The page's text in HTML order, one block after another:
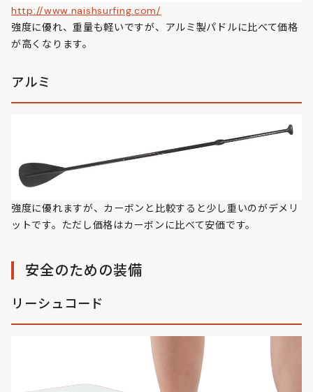
http://www.naishsurfing.com/
強度に優れ、重量も軽いですが、アルミ製パドルに比べて価格
が高くなります。
アルミ
強度に優れますが、カーボンと比較すると少し重いのがデメリ
ットです。ただし価格はカーボンに比べて安価です。
安全のための装備
リーシュコード